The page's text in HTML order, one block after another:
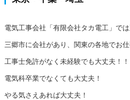
電気工事会社「有限会社タカ電工」で
三郷市に会社があり、関東の各地でお
工事士免許がなく未経験でも大丈夫！！
電気科卒業でなくても大丈夫！
やる気さえあれば大丈夫！